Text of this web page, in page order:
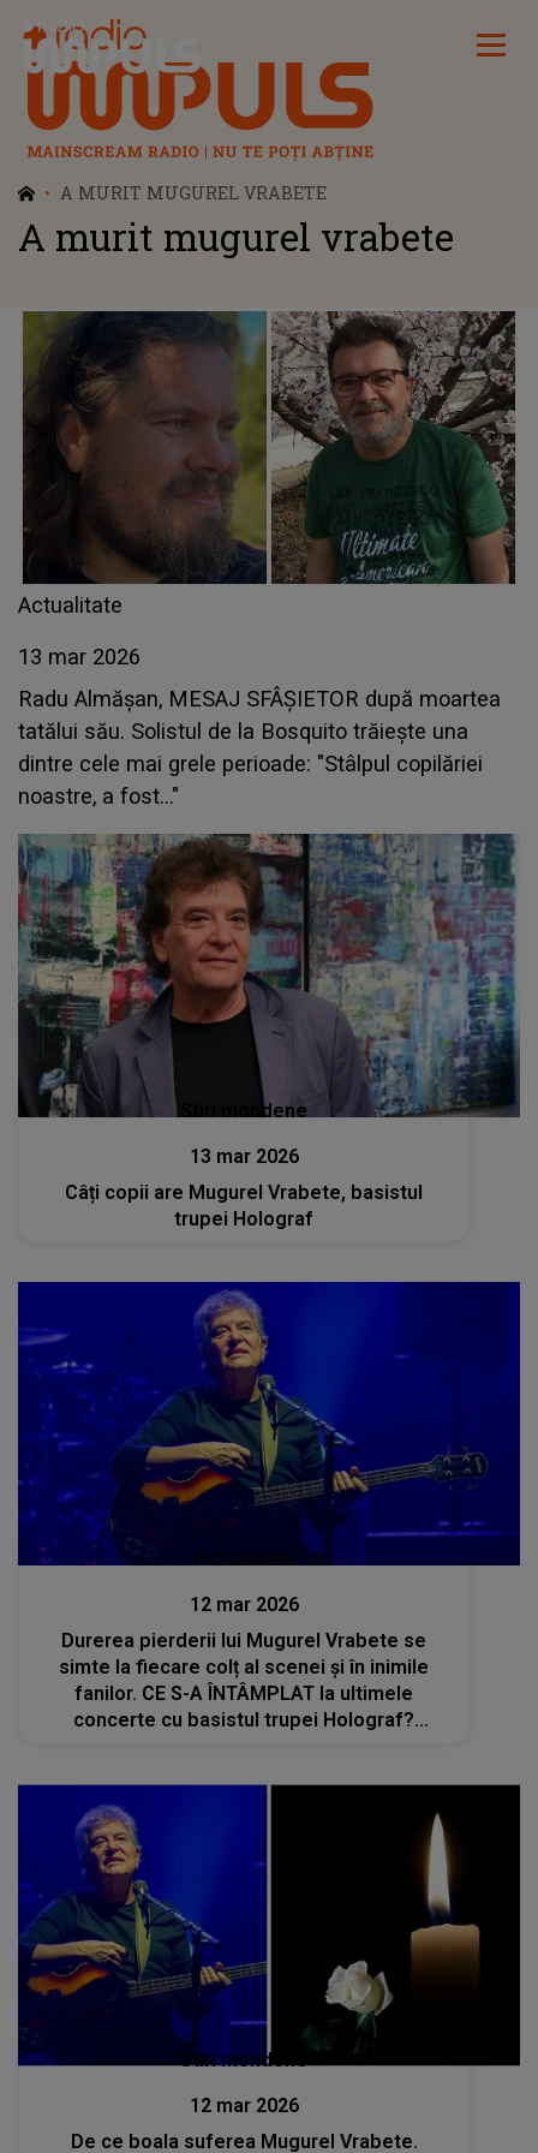
Radio Impuls
A MURIT MUGUREL VRABETE
A murit mugurel vrabete
Actualitate
13 mar 2026
Radu Almășan, MESAJ SFÂȘIETOR după moartea
tatălui său. Solistul de la Bosquito trăiește una
dintre cele mai grele perioade: "Stâlpul copilăriei
noastre, a fost..."
Stiri mondene
13 mar 2026
Câți copii are Mugurel Vrabete, basistul
trupei Holograf
Actualitate
12 mar 2026
Durerea pierderii lui Mugurel Vrabete se
simte la fiecare colț al scenei și în inimile
fanilor. CE S-A ÎNTÂMPLAT la ultimele
concerte cu basistul trupei Holograf?
Stiri mondene
12 mar 2026
De ce boala suferea Mugurel Vrabete.